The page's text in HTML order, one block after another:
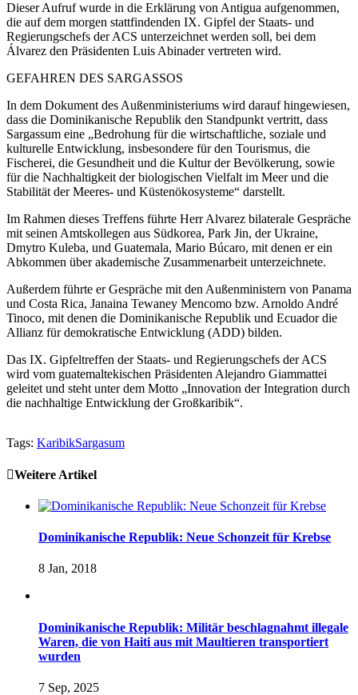
Dieser Aufruf wurde in die Erklärung von Antigua aufgenommen,
die auf dem morgen stattfindenden IX. Gipfel der Staats- und
Regierungschefs der ACS unterzeichnet werden soll, bei dem
Álvarez den Präsidenten Luis Abinader vertreten wird.
GEFAHREN DES SARGASSOS
In dem Dokument des Außenministeriums wird darauf hingewiesen,
dass die Dominikanische Republik den Standpunkt vertritt, dass
Sargassum eine „Bedrohung für die wirtschaftliche, soziale und
kulturelle Entwicklung, insbesondere für den Tourismus, die
Fischerei, die Gesundheit und die Kultur der Bevölkerung, sowie
für die Nachhaltigkeit der biologischen Vielfalt im Meer und die
Stabilität der Meeres- und Küstenökosysteme“ darstellt.
Im Rahmen dieses Treffens führte Herr Alvarez bilaterale Gespräche
mit seinen Amtskollegen aus Südkorea, Park Jin, der Ukraine,
Dmytro Kuleba, und Guatemala, Mario Búcaro, mit denen er ein
Abkommen über akademische Zusammenarbeit unterzeichnete.
Außerdem führte er Gespräche mit den Außenministern von Panama
und Costa Rica, Janaina Tewaney Mencomo bzw. Arnoldo André
Tinoco, mit denen die Dominikanische Republik und Ecuador die
Allianz für demokratische Entwicklung (ADD) bilden.
Das IX. Gipfeltreffen der Staats- und Regierungschefs der ACS
wird vom guatemaltekischen Präsidenten Alejandro Giammattei
geleitet und steht unter dem Motto „Innovation der Integration durch
die nachhaltige Entwicklung der Großkaribik“.
Tags: KaribikSargasum
Weitere Artikel
Dominikanische Republik: Neue Schonzeit für Krebse
8 Jan, 2018
Dominikanische Republik: Militär beschlagnahmt illegale
Waren, die von Haiti aus mit Maultieren transportiert
wurden
7 Sep, 2025